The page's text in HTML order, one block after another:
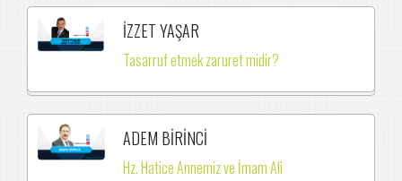
İZZET YAŞAR
Tasarruf etmek zaruret midir?
ADEM BİRİNCİ
Hz. Hatice Annemiz ve İmam Ali